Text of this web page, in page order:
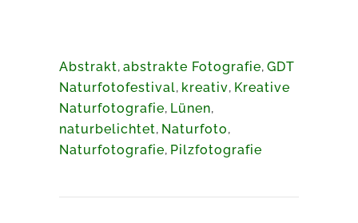
Abstrakt, abstrakte Fotografie, GDT
Naturfotofestival, kreativ, Kreative
Naturfotografie, Lünen,
naturbelichtet, Naturfoto,
Naturfotografie, Pilzfotografie